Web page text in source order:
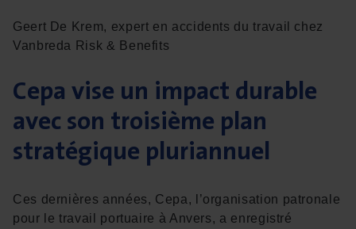
Geert De Krem, expert en accidents du travail chez
Vanbreda Risk & Benefits
Cepa vise un impact durable
avec son troisième plan
stratégique pluriannuel
Ces dernières années, Cepa, l’organisation patronale
pour le travail portuaire à Anvers, a enregistré